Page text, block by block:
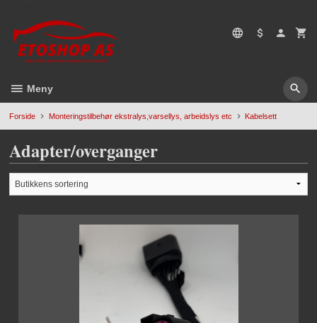
til
innholdet
Meny
Forside Monteringstilbehør ekstralys,varsellys, arbeidslys etc Kabelsett
Adapter/overganger